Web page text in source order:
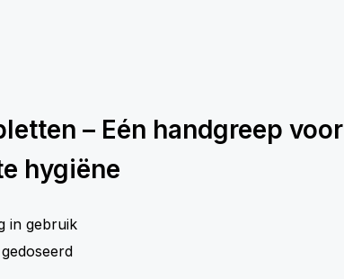
– Eén handgreep voor
hygiëne
in gebruik